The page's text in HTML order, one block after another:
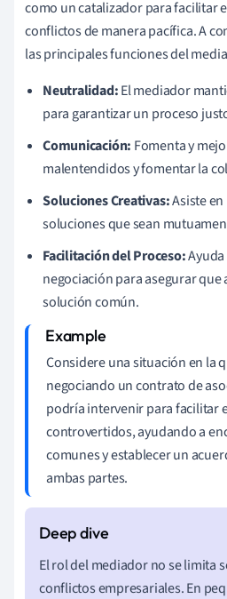
como un catalizador para facilitar
conflictos de manera pacífica. A
las principales funciones del
Neutralidad:El mediador
para garantizar un proceso
Comunicación: Fomenta y
malentendidos y fomentar la
Soluciones Creativas:Asiste
soluciones que sean
Facilitación del Proceso:
negociación para asegurar que
solución común.
Considere una situación en la
negociando un contrato de
podría intervenir para facilitar
controvertidos, ayudando a
comunes y establecer un
ambas partes.
El rol del mediador no se limita
conflictos empresariales. En